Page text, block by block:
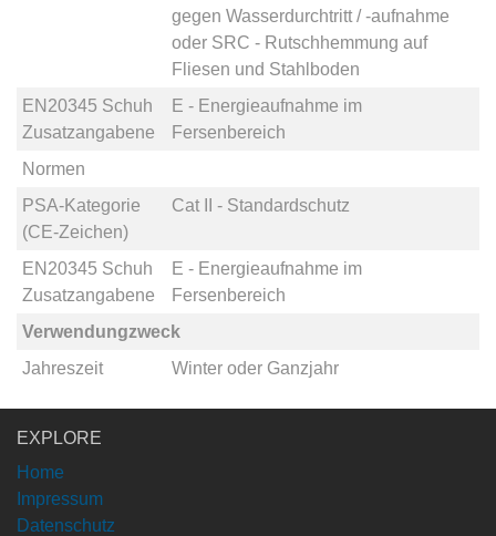
gegen Wasserdurchtritt / -aufnahme
oder SRC - Rutschhemmung auf
Fliesen und Stahlboden
EN20345 Schuh
Zusatzangabene
E - Energieaufnahme im
Fersenbereich
Normen
PSA-Kategorie
(CE-Zeichen)
Cat II - Standardschutz
EN20345 Schuh
Zusatzangabene
E - Energieaufnahme im
Fersenbereich
Verwendungzweck
Jahreszeit
Winteroder Ganzjahr
EXPLORE
Home
Impressum
Datenschutz